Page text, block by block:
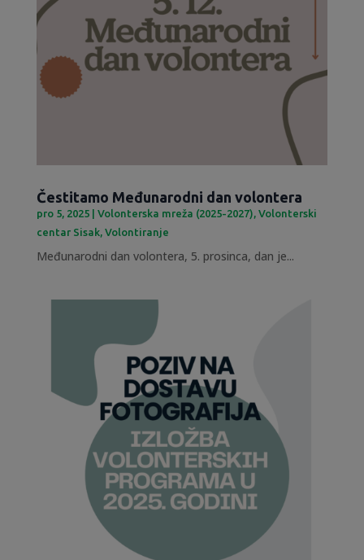
Čestitamo Međunarodni dan volontera
pro 5, 2025| Volonterska mreža (2025-2027), Volonterski
centar Sisak, Volontiranje
Međunarodni dan volontera, 5. prosinca, dan je...